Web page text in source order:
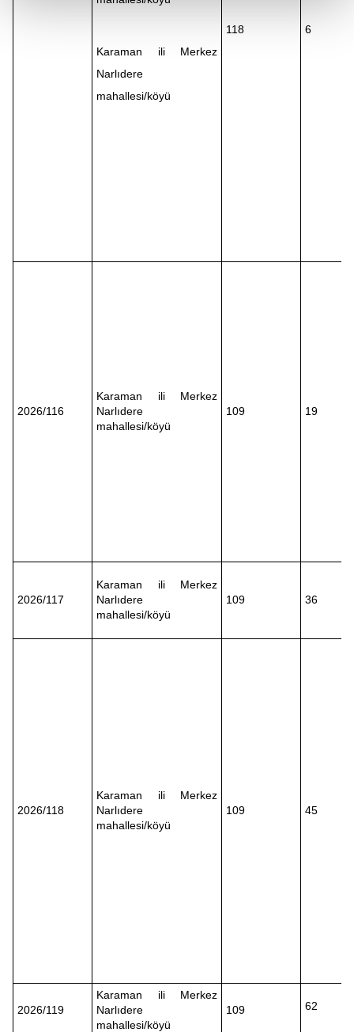
takdirde, kullanıcılara hedefli reklamlar
gösterilmeyecektir."
sınırlı olarak açık rızanız dahilinde kullanılacaktır.
6698 sayılı Kişisel Verilerin Korunması Kanunu uyarınca
hazırlanmış Aydınlatma Metnimizi okumak ve sitemizde
Karaman ili Merkez
Narlıdere
mahallesi/köyü
118 6
2026/116
Karaman ili Merkez
Narlıdere
mahallesi/köyü
109 19
2026/117
Karaman ili Merkez
Narlıdere
mahallesi/köyü
109 36
2026/118
Karaman ili Merkez
Narlıdere
mahallesi/köyü
109 45
2026/119
Karaman ili Merkez
Narlıdere
mahallesi/köyü
109 62